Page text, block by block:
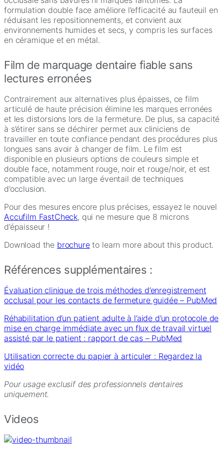
formulation double face améliore l’efficacité au fauteuil en
réduisant les repositionnements, et convient aux
environnements humides et secs, y compris les surfaces
en céramique et en métal.
Film de marquage dentaire fiable sans
lectures erronées
Contrairement aux alternatives plus épaisses, ce film
articulé de haute précision élimine les marques erronées
et les distorsions lors de la fermeture. De plus, sa capacité
à s’étirer sans se déchirer permet aux cliniciens de
travailler en toute confiance pendant des procédures plus
longues sans avoir à changer de film. Le film est
disponible en plusieurs options de couleurs simple et
double face, notamment rouge, noir et rouge/noir, et est
compatible avec un large éventail de techniques
d’occlusion.
Pour des mesures encore plus précises, essayez le nouvel
Accufilm FastCheck, qui ne mesure que 8 microns
d’épaisseur !
Download the brochureto learn more about this product.
Références supplémentaires :
Évaluation clinique de trois méthodes d’enregistrement
occlusal pour les contacts de fermeture guidée – PubMed
Réhabilitation d’un patient adulte à l’aide d’un protocole de
mise en charge immédiate avec un flux de travail virtuel
assisté par le patient : rapport de cas – PubMed
Utilisation correcte du papier à articuler : Regardez la
vidéo
Pour usage exclusif des professionnels dentaires
uniquement.
Videos